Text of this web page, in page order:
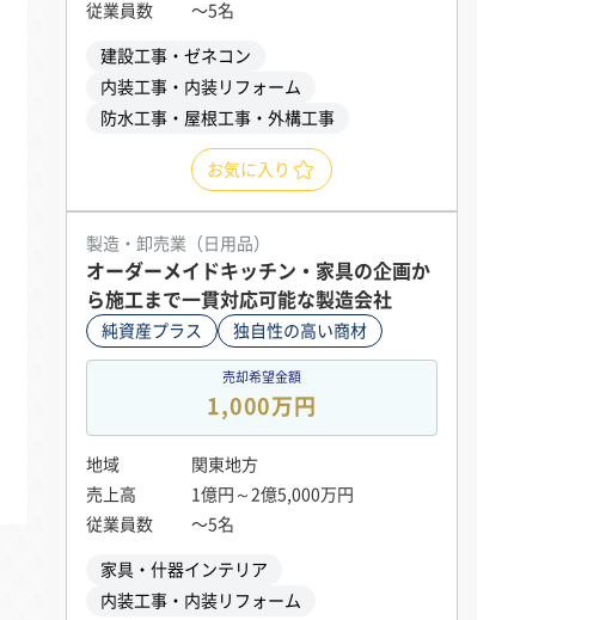
従業員数
〜5名
建設工事・ゼネコン
内装工事・内装リフォーム
防水工事・屋根工事・外構工事
お気に入り
製造・卸売業（日用品）
オーダーメイドキッチン・家具の企画か
ら施工まで一貫対応可能な製造会社
純資産プラス 独自性の高い商材
売却希望金額
1,000万円
地域
関東地方
売上高
1億円～2億5,000万円
従業員数
〜5名
家具・什器インテリア
内装工事・内装リフォーム